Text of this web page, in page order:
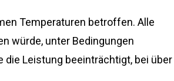
Temperaturen betroffen. Alle
würde, unter Bedingungen
die Leistung beeinträchtigt, bei über